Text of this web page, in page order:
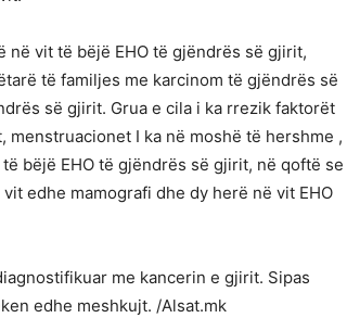
në vit të bëjë EHO të gjëndrës së gjirit,
të familjes me karcinom të gjëndrës së
së gjirit. Grua e cila i ka rrezik faktorët
I ka në moshë të hershme ,
bëjë EHO të gjëndrës së gjirit, në qoftë se
edhe mamografi dhe dy herë në vit EHO
me kancerin e gjirit. Sipas
edhe meshkujt. /Alsat.mk